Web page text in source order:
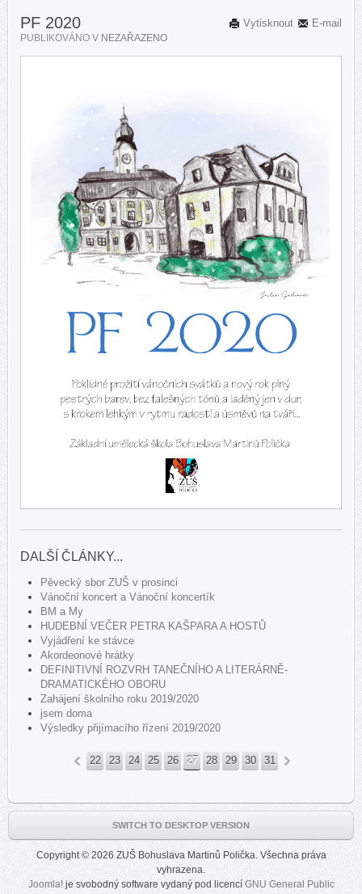
E-mail
Vytisknout
PF 2020
PUBLIKOVÁNO V NEZAŘAZENO
DALŠÍ ČLÁNKY...
Pěvecký sbor ZUŠ v prosinci
Vánoční koncert a Vánoční koncertík
BM a My
HUDEBNÍ VEČER PETRA KAŠPARA A HOSTŮ
Vyjádření ke stávce
Akordeonové hrátky
DEFINITIVNÍ ROZVRH TANEČNÍHO A LITERÁRNĚ-
DRAMATICKÉHO OBORU
Zahájení školního roku 2019/2020
jsem doma
Výsledky přijímacího řízení 2019/2020
«
22 23 24 25 26 27 28 29 30 31
SWITCH TO DESKTOP VERSION
Copyright © 2026 ZUŠ Bohuslava Martinů Polička. Všechna práva
vyhrazena.
Joomla! je svobodný software vydaný pod licencí GNU General Public